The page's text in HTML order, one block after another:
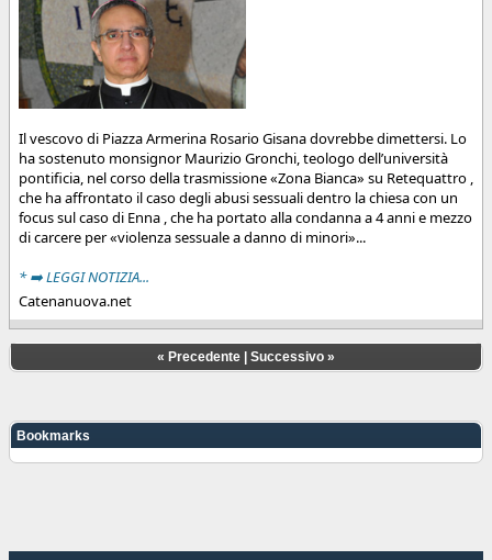
Il vescovo di Piazza Armerina Rosario Gisana dovrebbe dimettersi. Lo
ha sostenuto monsignor Maurizio Gronchi, teologo dell’università
pontificia, nel corso della trasmissione «Zona Bianca» su Retequattro ,
che ha affrontato il caso degli abusi sessuali dentro la chiesa con un
focus sul caso di Enna , che ha portato alla condanna a 4 anni e mezzo
di carcere per «violenza sessuale a danno di minori»...
* ➡️ LEGGI NOTIZIA...
Catenanuova.net
« Precedente Successivo »
Bookmarks